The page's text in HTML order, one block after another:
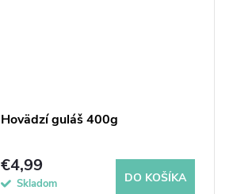
Hovädzí guláš 400g
€4,99
Skladom DO KOŠÍKA